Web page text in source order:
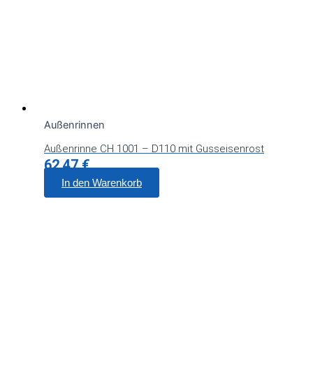
Außenrinnen
Außenrinne CH 1001 – D110 mit Gusseisenrost
62,47€
In den Warenkorb